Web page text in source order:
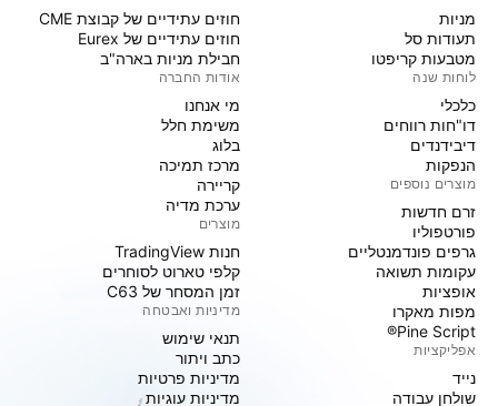
מניות‏
תעודות סל
מטבעות קריפטו
לוחות שנה
כלכלי
דו"חות רווחים
דיבידנדים
הנפקות
מוצרים נוספים
זרם חדשות
פורטפוליו
גרפים פונדמנטליים
עקומות תשואה
אופציות
מפות מאקרו
Pine Script®
אפליקציות
נייד
שולחן עבודה
חוזים עתידיים של קבוצת CME
חוזים עתידיים של Eurex
חבילת מניות בארה"ב
אודות החברה
מי אנחנו
משימת חלל
בלוג
מרכז תמיכה
קריירה
ערכת מדיה
מוצרים
חנות TradingView
קלפי טארוט לסוחרים
זמן המסחר של C63
מדיניות ואבטחה
תנאי שימוש
כתב ויתור
מדיניות פרטיות
מדיניות עוגיות